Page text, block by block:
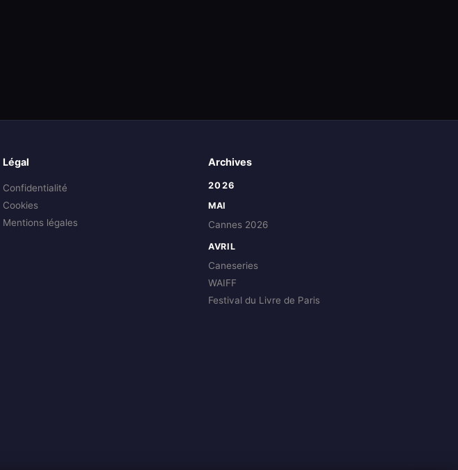
Légal
Confidentialité
Cookies
Mentions légales
Archives
2026
MAI
Cannes 2026
AVRIL
Caneseries
WAIFF
Festival du Livre de Paris